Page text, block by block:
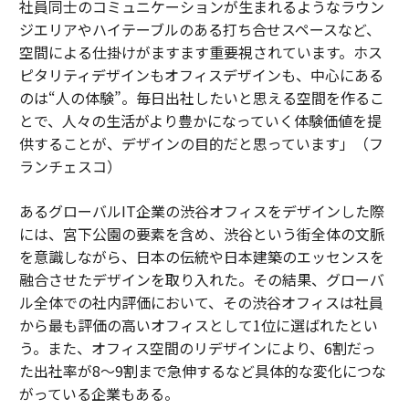
社員同士のコミュニケーションが生まれるようなラウン
ジエリアやハイテーブルのある打ち合せスペースなど、
空間による仕掛けがますます重要視されています。ホス
ピタリティデザインもオフィスデザインも、中心にある
のは“人の体験”。毎日出社したいと思える空間を作るこ
とで、人々の生活がより豊かになっていく体験価値を提
供することが、デザインの目的だと思っています」（フ
ランチェスコ）
あるグローバルIT企業の渋谷オフィスをデザインした際
には、宮下公園の要素を含め、渋谷という街全体の文脈
を意識しながら、日本の伝統や日本建築のエッセンスを
融合させたデザインを取り入れた。その結果、グローバ
ル全体での社内評価において、その渋谷オフィスは社員
から最も評価の高いオフィスとして1位に選ばれたとい
う。また、オフィス空間のリデザインにより、6割だっ
た出社率が8～9割まで急伸するなど具体的な変化につな
がっている企業もある。